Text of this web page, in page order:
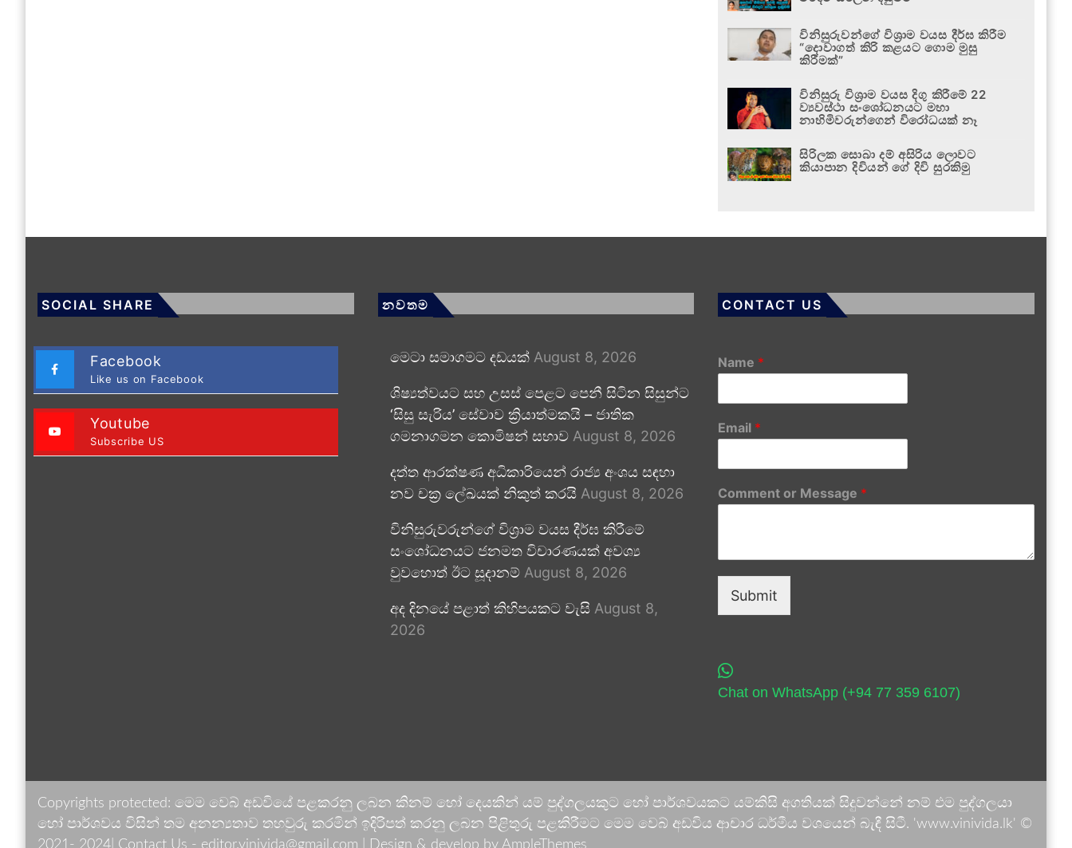
විනිසුරුවන්ගේ විශ්‍රාම වයස දීර්ඝ කිරීම
“දොවාගත් කිරි කළයට ගොම මුසු
කිරීමක්”
විනිසුරු විශ්‍රාම වයස දිගු කිරීමේ 22
ව්‍යවස්ථා සංශෝධනයට මහා
නාහිමිවරුන්ගෙන් විරෝධයක් නෑ
සිරිලක සොබා දම් අසිරිය ලොවට
කියාපාන දිවියන් ගේ දිවි සුරකිමු
SOCIAL SHARE
Facebook
Like us on Facebook
Youtube
Subscribe US
නවතම
මෙටා සමාගමට දඩයක් August 8, 2026
ශිෂ්‍යත්වයට සහ උසස් පෙළට පෙනී සිටින සිසුන්ට
‘සිසු සැරිය’ සේවාව ක්‍රියාත්මකයි – ජාතික
ගමනාගමන කොමිෂන් සභාව August 8, 2026
දත්ත ආරක්ෂණ අධිකාරියෙන් රාජ්‍ය අංශය සඳහා
නව චක්‍ර ලේඛයක් නිකුත් කරයි August 8, 2026
විනිසුරුවරුන්ගේ විශ්‍රාම වයස දීර්ඝ කිරීමේ
සංශෝධනයට ජනමත විචාරණයක් අවශ්‍ය
වුවහොත් ඊට සූදානම් August 8, 2026
අද දිනයේ පළාත් කිහිපයකට වැසි August 8,
2026
CONTACT US
Name *
Email *
Comment or Message *
Submit
Chat on WhatsApp (+94 77 359 6107)
Copyrights protected: මෙම වෙබ් අඩවියේ පළකරනු ලබන කිනම් හෝ දෙයකින් යම් පුද්ගලයකුට හෝ පාර්ශවයකට යම්කිසි අගතියක් සිදුවන්නේ නම් එම පුද්ගලයා
හෝ පාර්ශවය විසින් තම අනන්‍යතාව තහවුරු කරමින් ඉදිරිපත් කරනු ලබන පිළිතුරු පළකිරීමට මෙම වෙබ් අඩවිය ආචාර ධර්මීය වශයෙන් බැඳී සිටී. 'www.vinivida.lk' ©
2021- 2024| Contact Us - editor.vinivida@gmail.com |
Design & develop by AmpleThemes